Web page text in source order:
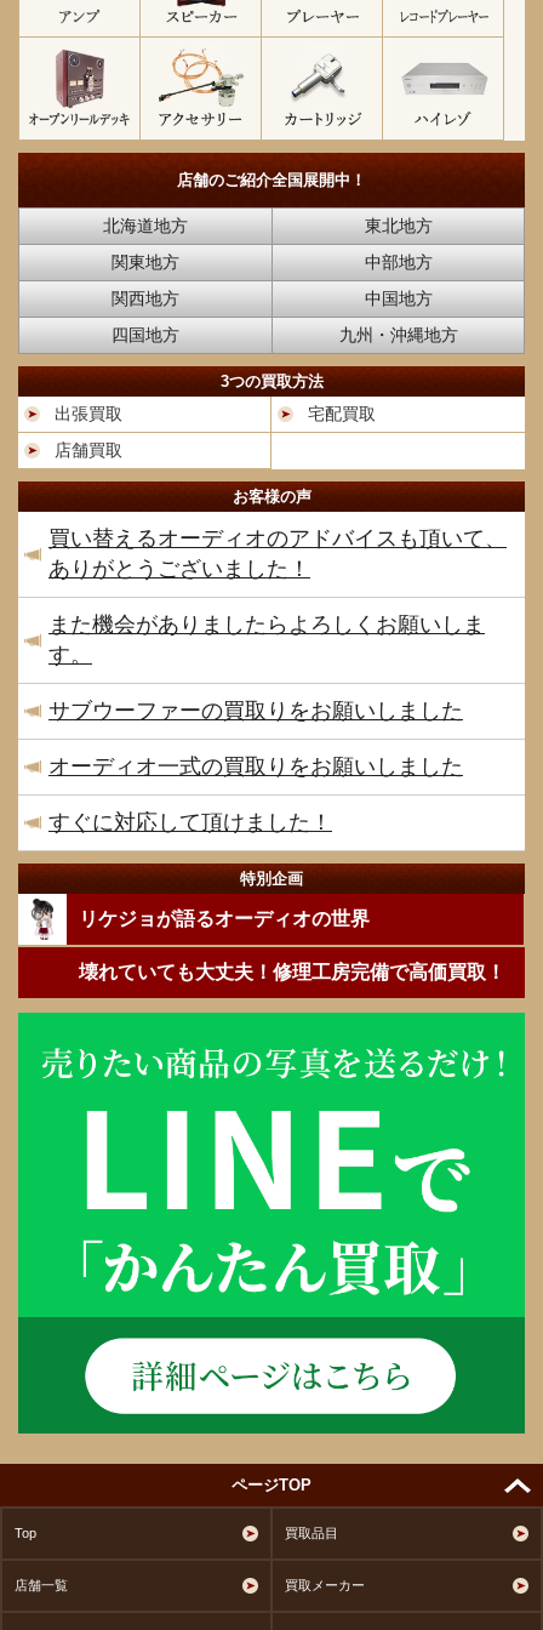
店舗のご紹介全国展開中！
北海道地方
東北地方
関東地方
中部地方
関西地方
中国地方
四国地方
九州・沖縄地方
3つの買取方法
出張買取
宅配買取
店舗買取
お客様の声
買い替えるオーディオのアドバイスも頂いて、
ありがとうございました！
また機会がありましたらよろしくお願いしま
す。
サブウーファーの買取りをお願いしました
オーディオ一式の買取りをお願いしました
すぐに対応して頂けました！
特別企画
リケジョが語るオーディオの世界
壊れていても大丈夫！修理工房完備で高価買取！
ページTOP
Top 買取品目
店舗一覧 買取メーカー